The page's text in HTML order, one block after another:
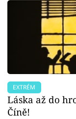
EXTRÉM
Láska až do
Číně!